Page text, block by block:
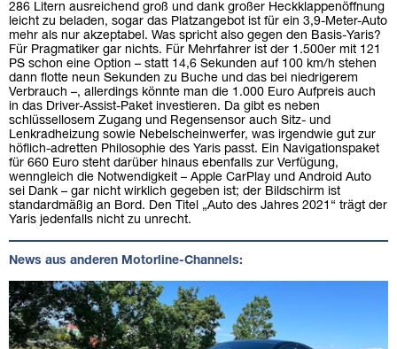
286 Litern ausreichend groß und dank großer Heckklappenöffnung
leicht zu beladen, sogar das Platzangebot ist für ein 3,9-Meter-Auto
mehr als nur akzeptabel. Was spricht also gegen den Basis-Yaris?
Für Pragmatiker gar nichts. Für Mehrfahrer ist der 1.500er mit 121
PS schon eine Option – statt 14,6 Sekunden auf 100 km/h stehen
dann flotte neun Sekunden zu Buche und das bei niedrigerem
Verbrauch –, allerdings könnte man die 1.000 Euro Aufpreis auch
in das Driver-Assist-Paket investieren. Da gibt es neben
schlüssellosem Zugang und Regensensor auch Sitz- und
Lenkradheizung sowie Nebelscheinwerfer, was irgendwie gut zur
höflich-adretten Philosophie des Yaris passt. Ein Navigationspaket
für 660 Euro steht darüber hinaus ebenfalls zur Verfügung,
wenngleich die Notwendigkeit – Apple CarPlay und Android Auto
sei Dank – gar nicht wirklich gegeben ist; der Bildschirm ist
standardmäßig an Bord. Den Titel „Auto des Jahres 2021“ trägt der
Yaris jedenfalls nicht zu unrecht.
News aus anderen Motorline-Channels: